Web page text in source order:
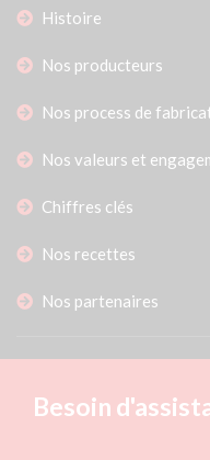
Histoire
Nos producteurs
Nos process de
Nos valeurs et
Chiffres clés
Nos recettes
Nos partenaires
Besoin